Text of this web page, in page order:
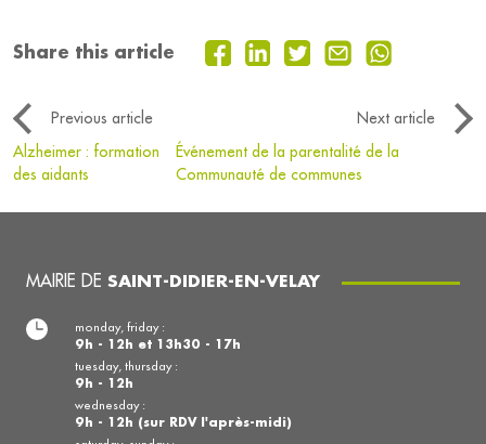
Share this article
Previous article
Next article
Alzheimer : formation
des aidants
Événement de la parentalité de la
Communauté de communes
MAIRIE DE SAINT-DIDIER-EN-VELAY
monday, friday :
9h - 12h et 13h30 - 17h
tuesday, thursday :
9h - 12h
wednesday :
9h - 12h (sur RDV l'après-midi)